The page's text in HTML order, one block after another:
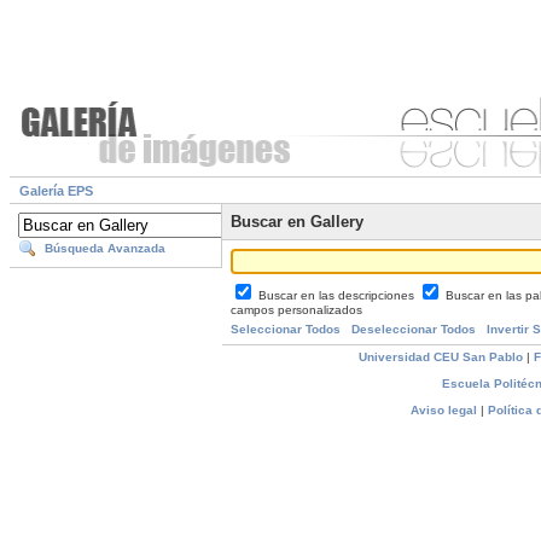
Galería EPS
Búsqueda Avanzada
Buscar en Gallery
Buscar en las descripciones
Buscar en las
campos personalizados
Seleccionar Todos
Deseleccionar Todos Invertir
Universidad CEU San Pablo|
Escuela
Aviso legal | Política